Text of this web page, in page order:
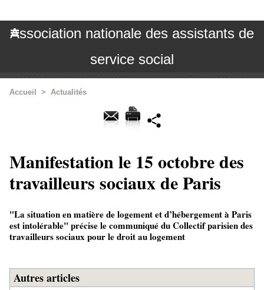
Association nationale des assistants de
service social
Accueil > Actualités
Manifestation le 15 octobre des
travailleurs sociaux de Paris
"La situation en matière de logement et d’hébergement à Paris
est intolérable" précise le communiqué du Collectif parisien des
travailleurs sociaux pour le droit au logement
Autres articles